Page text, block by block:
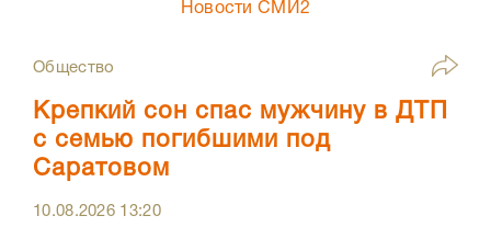
Новости СМИ2
Общество
Крепкий сон спас мужчину в ДТП
с семью погибшими под
Саратовом
10.08.2026 13:20